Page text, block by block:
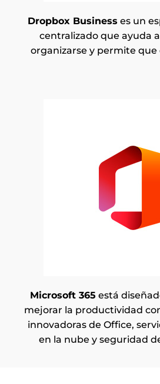
Dropbox Business es un
centralizado que ayuda
organizarse y permite que
Microsoft 365 está
mejorar la productividad
innovadoras de Office,
en la nube y seguridad